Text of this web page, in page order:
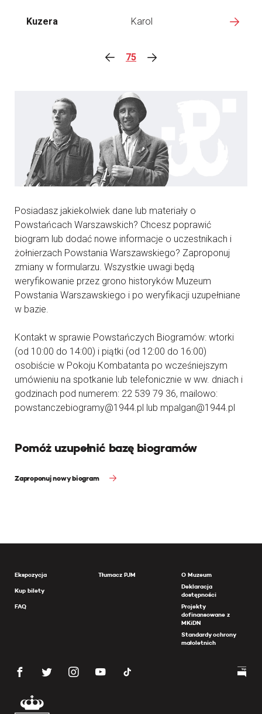
Kuzera Karol
75
Posiadasz jakiekolwiek dane lub materiały o
Powstańcach Warszawskich? Chcesz poprawić
biogram lub dodać nowe informacje o uczestnikach i
żołnierzach Powstania Warszawskiego? Zaproponuj
zmiany w formularzu. Wszystkie uwagi będą
weryfikowanie przez grono historyków Muzeum
Powstania Warszawskiego i po weryfikacji uzupełniane
w bazie.
Kontakt w sprawie Powstańczych Biogramów: wtorki
(od 10:00 do 14:00) i piątki (od 12:00 do 16:00)
osobiście w Pokoju Kombatanta po wcześniejszym
umówieniu na spotkanie lub telefonicznie w ww. dniach i
godzinach pod numerem: 22 539 79 36, mailowo:
powstanczebiogramy@1944.pl lub mpalgan@1944.pl
Pomóż uzupełnić bazę biogramów
Zaproponuj nowy biogram
Ekspozycja
Kup bilety
FAQ
Tłumacz PJM
O Muzeum
Deklaracja
dostępności
Projekty
dofinansowane z
MKiDN
Standardy ochrony
małoletnich